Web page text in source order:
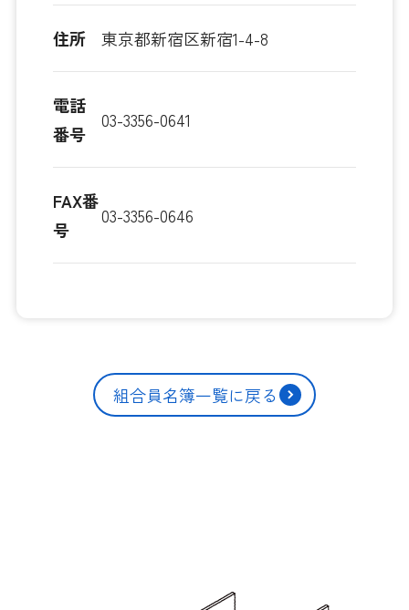
住所 東京都新宿区新宿1-4-8
電話
番号
03-3356-0641
FAX番
号
03-3356-0646
組合員名簿一覧に戻る